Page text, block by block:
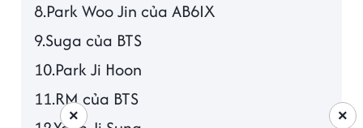
8.Park Woo Jin của AB6IX
9.Suga của BTS
10.Park Ji Hoon
11.RM của BTS
×
×